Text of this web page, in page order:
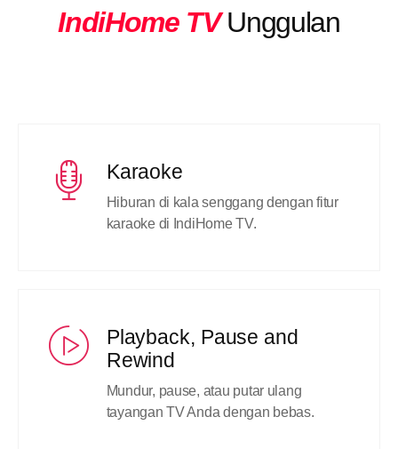
IndiHome TVUnggulan
Karaoke
Hiburan di kala senggang dengan fitur
karaoke di IndiHome TV.
Playback, Pause and
Rewind
Mundur, pause, atau putar ulang
tayangan TV Anda dengan bebas.